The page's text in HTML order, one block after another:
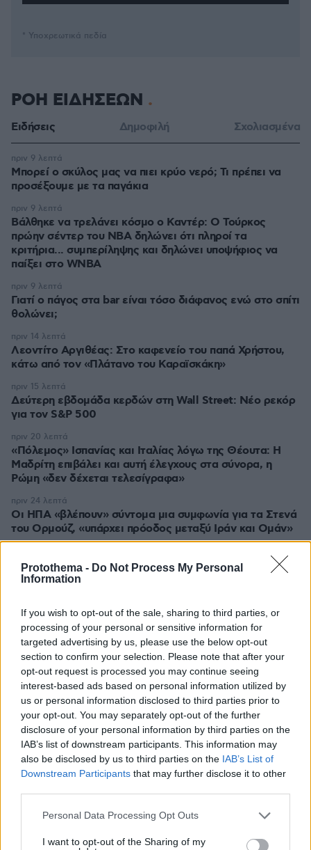
Protothema - Do Not Process My Personal
Information
If you wish to opt-out of the sale, sharing to third parties, or
processing of your personal or sensitive information for
targeted advertising by us, please use the below opt-out
section to confirm your selection. Please note that after your
opt-out request is processed you may continue seeing
interest-based ads based on personal information utilized by
us or personal information disclosed to third parties prior to
your opt-out. You may separately opt-out of the further
disclosure of your personal information by third parties on the
IAB’s list of downstream participants. This information may
also be disclosed by us to third parties on the IAB’s List of
Downstream Participants that may further disclose it to other
Please note that this website/app uses one or more Google
not limited to your visit or usage behaviour. You may click to
Personal Data Processing Opt Outs
I want to opt-out of the Sharing of my
* Υποχρεωτικά πεδία
ΡΟΗ ΕΙΔΗΣΕΩΝ
Ειδήσεις Δημοφιλή Σχολιασμένα
Μπορεί ο σκύλος μας να πιει κρύο νερό; Τι πρέπει να
προσέξουμε με τα παγάκια
πριν 9 λεπτά
Βάλθηκε να τρελάνει κόσμο ο Καντέρ: Ο Τούρκος
πρώην σέντερ του NBA δηλώνει ότι πληροί τα
κριτήρια... συμπερίληψης και δηλώνει υποψήφιος να
παίξει στο WNBA
πριν 9 λεπτά
Γιατί ο πάγος στα bar είναι τόσο διάφανος ενώ στο σπίτι
θολώνει;
πριν 9 λεπτά
Λεοντίτο Αργιθέας: Στο καφενείο του παπά Χρήστου,
κάτω από τον «Πλάτανο του Καραϊσκάκη»
πριν 14 λεπτά
Δεύτερη εβδομάδα κερδών στη Wall Street: Νέο ρεκόρ
για τον S&P 500
πριν 15 λεπτά
«Πόλεμος» Ισπανίας και Ιταλίας λόγω της Θέουτα: Η
Μαδρίτη επιβάλει και αυτή έλεγχους στα σύνορα, η
Ρώμη «δεν δέχεται τελεσίγραφα»
πριν 20 λεπτά
Οι ΗΠΑ «βλέπουν» σύντομα μια συμφωνία για τα Στενά
του Ορμούζ, «υπάρχει πρόοδος μεταξύ Ιράν και Ομάν»
πριν 24 λεπτά
«Βγήκα χάλια!»: Γιατί δεν μας αρέσουμε στις
φωτογραφίες, ενώ οι άλλοι μάς βλέπουν όμορφους
Νέα Αγχίαλος: 66χρονος σάτυρος αυνανιζόταν
πρακολουθώντας την 13χρονη γειτόνισσα του
Μπορούμε να καταψύξουμε τα σύκα;
πριν 37 λεπτά
ΔΕΙΤΕ ΟΛΕΣ ΤΙΣ ΕΙΔΗΣΕΙΣ
ΤΑ ΠΙΟ ΔΗΜΟΦΙΛΗ